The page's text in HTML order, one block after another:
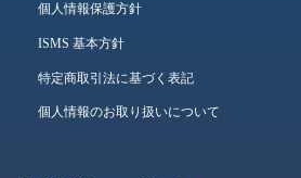
個人情報保護方針
ISMS 基本方針
特定商取引法に基づく表記
個人情報のお取り扱いについて